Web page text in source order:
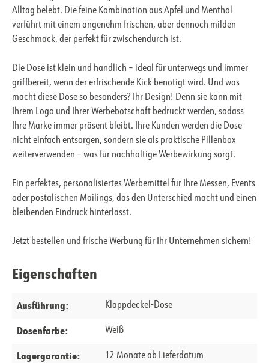
Alltag belebt. Die feine Kombination aus Apfel und Menthol
verführt mit einem angenehm frischen, aber dennoch milden
Geschmack, der perfekt für zwischendurch ist.
Die Dose ist klein und handlich – ideal für unterwegs und immer
griffbereit, wenn der erfrischende Kick benötigt wird. Und was
macht diese Dose so besonders? Ihr Design! Denn sie kann mit
Ihrem Logo und Ihrer Werbebotschaft bedruckt werden, sodass
Ihre Marke immer präsent bleibt. Ihre Kunden werden die Dose
nicht einfach entsorgen, sondern sie als praktische Pillenbox
weiterverwenden – was für nachhaltige Werbewirkung sorgt.
Ein perfektes, personalisiertes Werbemittel für Ihre Messen, Events
oder postalischen Mailings, das den Unterschied macht und einen
bleibenden Eindruck hinterlässt.
Jetzt bestellen und frische Werbung für Ihr Unternehmen sichern!
Eigenschaften
Ausführung: Klappdeckel-Dose
Dosenfarbe: Weiß
Lagergarantie: 12 Monate ab Lieferdatum